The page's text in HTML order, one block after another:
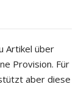
Artikel über
Provision. Für
aber diese